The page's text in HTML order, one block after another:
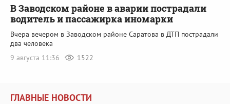
В Заводском районе в аварии пострадали
водитель и пассажирка иномарки
Вчера вечером в Заводском районе Саратова в ДТП пострадали
два человека
9 августа 11:36
1522
ГЛАВНЫЕ НОВОСТИ